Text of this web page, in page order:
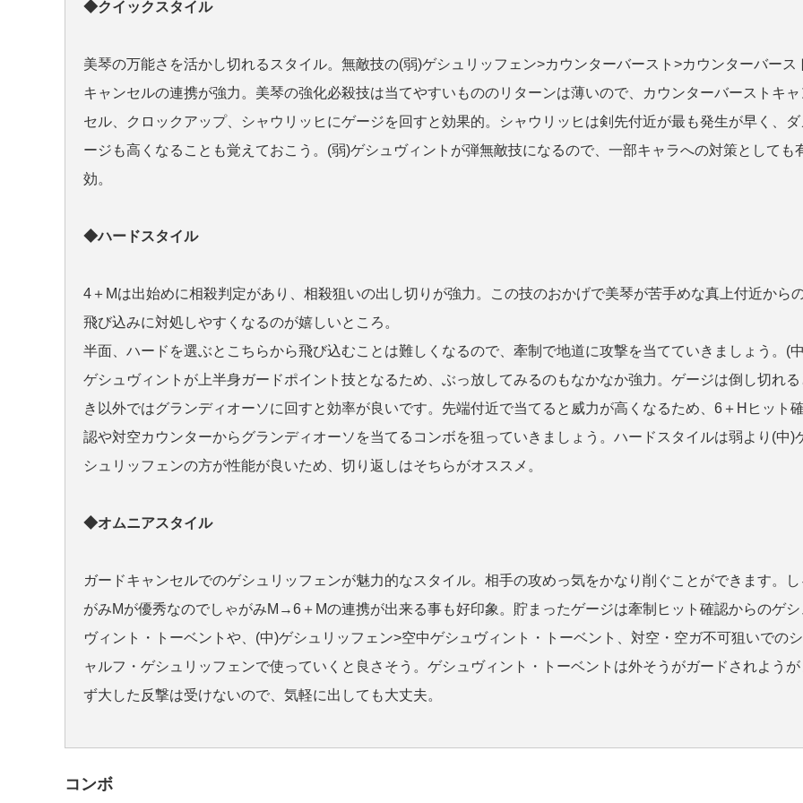
◆クイックスタイル
美琴の万能さを活かし切れるスタイル。無敵技の(弱)ゲシュリッフェン>カウンターバースト>カウンターバース
キャンセルの連携が強力。美琴の強化必殺技は当てやすいもののリターンは薄いので、カウンターバーストキャ
セル、クロックアップ、シャウリッヒにゲージを回すと効果的。シャウリッヒは剣先付近が最も発生が早く、ダ
ージも高くなることも覚えておこう。(弱)ゲシュヴィントが弾無敵技になるので、一部キャラへの対策としても
効。
◆ハードスタイル
4＋Mは出始めに相殺判定があり、相殺狙いの出し切りが強力。この技のおかげで美琴が苦手めな真上付近から
飛び込みに対処しやすくなるのが嬉しいところ。
半面、ハードを選ぶとこちらから飛び込むことは難しくなるので、牽制で地道に攻撃を当てていきましょう。(
ゲシュヴィントが上半身ガードポイント技となるため、ぶっ放してみるのもなかなか強力。ゲージは倒し切れる
き以外ではグランディオーソに回すと効率が良いです。先端付近で当てると威力が高くなるため、6＋Hヒット確
認や対空カウンターからグランディオーソを当てるコンボを狙っていきましょう。ハードスタイルは弱より(中)
シュリッフェンの方が性能が良いため、切り返しはそちらがオススメ。
◆オムニアスタイル
ガードキャンセルでのゲシュリッフェンが魅力的なスタイル。相手の攻めっ気をかなり削ぐことができます。し
がみMが優秀なのでしゃがみM→6＋Mの連携が出来る事も好印象。貯まったゲージは牽制ヒット確認からのゲシ
ヴィント・トーベントや、(中)ゲシュリッフェン>空中ゲシュヴィント・トーベント、対空・空ガ不可狙いでのシ
ャルフ・ゲシュリッフェンで使っていくと良さそう。ゲシュヴィント・トーベントは外そうがガードされようが
ず大した反撃は受けないので、気軽に出しても大丈夫。
コンボ